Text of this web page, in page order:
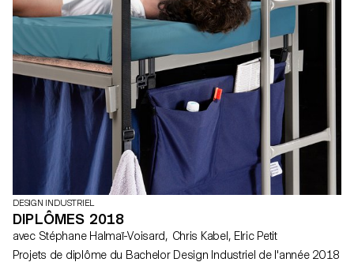
DESIGN INDUSTRIEL
DIPLÔMES 2018
avec Stéphane Halmaï-Voisard, Chris Kabel, Elric Petit
Projets de diplôme du Bachelor Design Industriel de l'année 2018